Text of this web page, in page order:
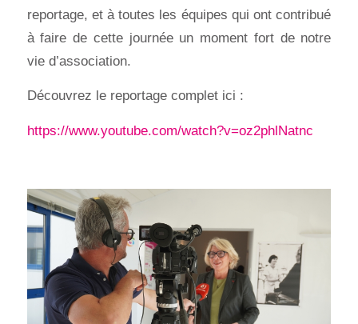
reportage, et à toutes les équipes qui ont contribué
à faire de cette journée un moment fort de notre
vie d’association.
Découvrez le reportage complet ici :
https://www.youtube.com/watch?v=oz2phlNatnc